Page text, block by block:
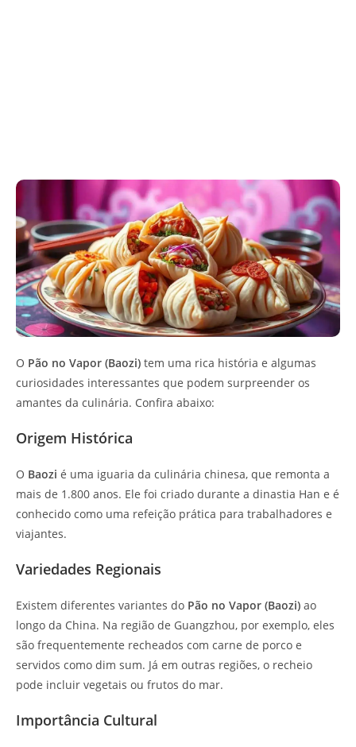
O Pão no Vapor (Baozi) tem uma rica história e algumas
curiosidades interessantes que podem surpreender os
amantes da culinária. Confira abaixo:
Origem Histórica
O Baozi é uma iguaria da culinária chinesa, que remonta a
mais de 1.800 anos. Ele foi criado durante a dinastia Han e é
conhecido como uma refeição prática para trabalhadores e
viajantes.
Variedades Regionais
Existem diferentes variantes do Pão no Vapor (Baozi) ao
longo da China. Na região de Guangzhou, por exemplo, eles
são frequentemente recheados com carne de porco e
servidos como dim sum. Já em outras regiões, o recheio
pode incluir vegetais ou frutos do mar.
Importância Cultural